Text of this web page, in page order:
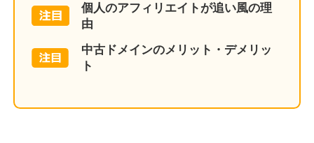
個人のアフィリエイトが追い風の理
由
中古ドメインのメリット・デメリッ
ト